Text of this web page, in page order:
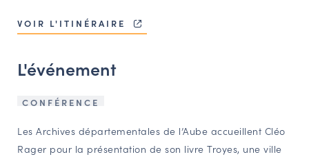
BOURSE D’ÉCHANGE
CARTES DES NAUDIN
Espace acteurs
NAVIGATION FILTRÉE « ACTEURS »
VOIR L'ITINÉRAIRE
L'événement
CONFÉRENCE
Les Archives départementales de l’Aube accueillent Cléo
Rager pour la présentation de son livre Troyes, une ville